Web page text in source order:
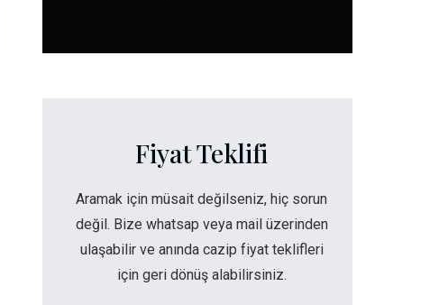
Fiyat Teklifi
Aramak için müsait değilseniz, hiç sorun
değil. Bize whatsap veya mail üzerinden
ulaşabilir ve anında cazip fiyat teklifleri
için geri dönüş alabilirsiniz.